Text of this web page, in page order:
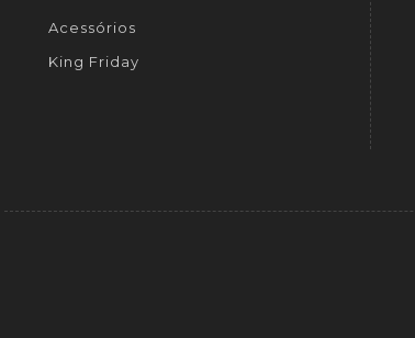
Acessórios
King Friday